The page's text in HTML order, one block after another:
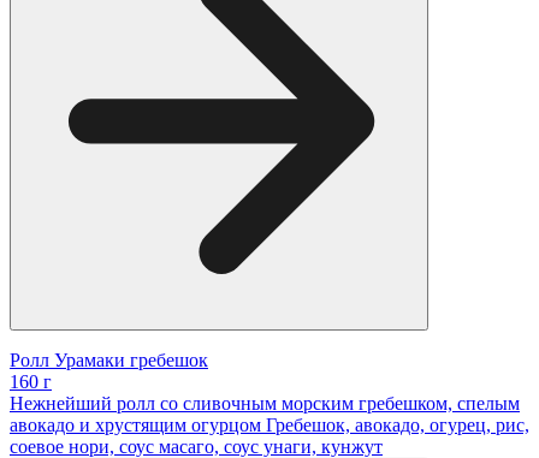
Ролл Урамаки гребешок
160 г
Нежнейший ролл со сливочным морским гребешком, спелым
авокадо и хрустящим огурцом Гребешок, авокадо, огурец, рис,
соевое нори, соус масаго, соус унаги, кунжут